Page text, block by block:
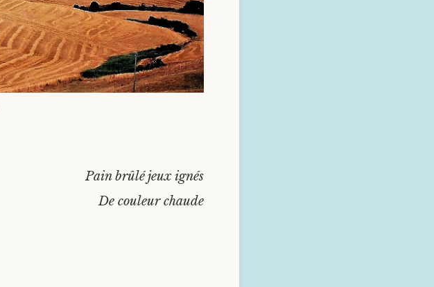
Pain brûlé jeux ignés
De couleur chaude